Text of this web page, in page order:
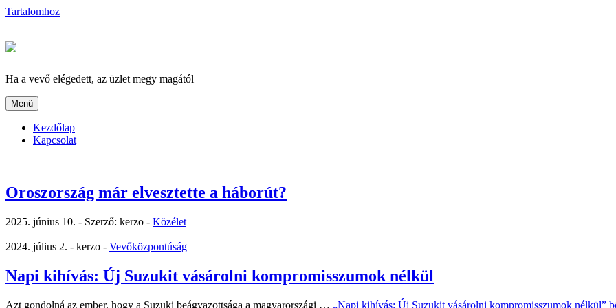
Tartalomhoz
Ha a vevő elégedett, az üzlet megy magától
Menü
Kezdőlap
Kapcsolat
Oroszország már elvesztette a háborút?
2025. június 10. - Szerző: kerzo - Közélet
2024. július 2. - kerzo - Vevőközpontúság
Napi kihívás: Új Suzukit vásárolni kompromisszumok nélkül
Azt gondolná az ember, hogy a Suzuki beágyazottsága a magyarországi … „Napi kihívás: Új Suzukit vásárolni kompromisszumok nélkül”